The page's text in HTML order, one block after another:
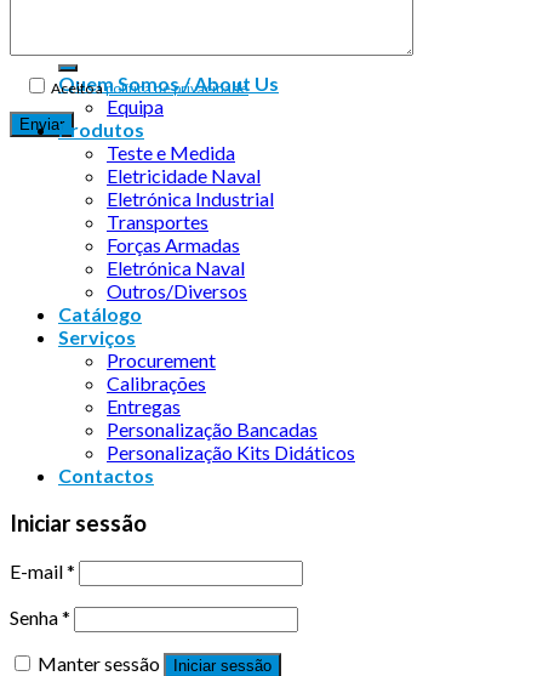
Aceito apolítica de privacidade
Quem Somos / About Us
Equipa
Produtos
Teste e Medida
Eletricidade Naval
Eletrónica Industrial
Transportes
Forças Armadas
Eletrónica Naval
Outros/Diversos
Catálogo
Serviços
Procurement
Calibrações
Entregas
Personalização Bancadas
Personalização Kits Didáticos
Contactos
Iniciar sessão
E-mail*
Senha*
Manter sessão
Iniciar sessão